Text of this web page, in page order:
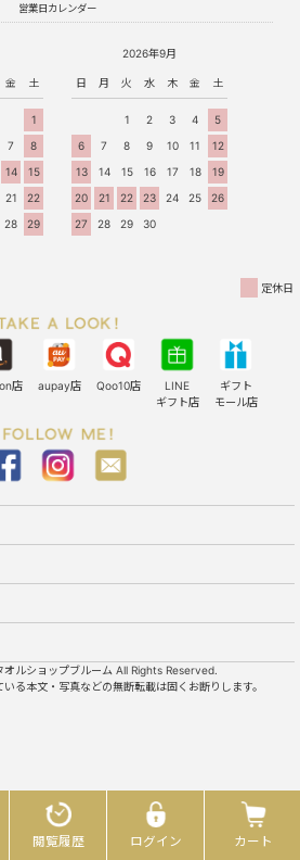
営業日カレンダー
金 土
1
7
8
14
15
21
22
28
29
2026年9月
日 月 火 水 木 金 土
1 2 3 4
5
6
7 8 9 10 11
12
13
14 15 16 17 18
19
20
21 22 23 24 25
26
27
28 29 30
定休日
店 aupay店 Qoo10店
LINE
ギフト店
ギフト
モール店
ルショップブルーム All Rights Reserved.
る本文・写真などの無断転載は固くお断りします。
閲覧履歴 ログイン カート